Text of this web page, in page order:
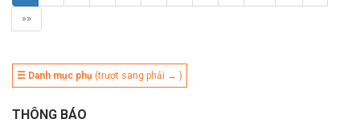
»»
☰ Danh mục phụ (trượt sang phải → )
THÔNG BÁO